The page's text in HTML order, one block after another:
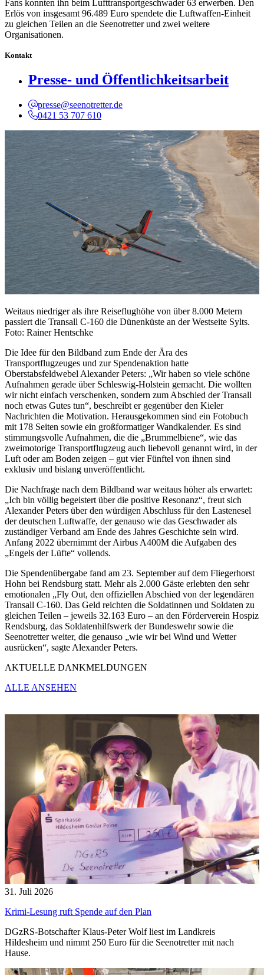
Fans konnten ihn beim Lufttransportgeschwader 63 erwerben. Den
Erlös von insgesamt 96.489 Euro spendete die Luftwaffen-Einheit
zu gleichen Teilen an die Seenotretter und zwei weitere
Organisationen.
Kontakt
Presse- und Öffentlichkeitsarbeit
presse@seenotretter.de
0421 53 707 610
Weitaus niedriger als ihre Reiseflughöhe von über 8.000 Metern
passiert die Transall C-160 die Dünenküste an der Westseite Sylts.
Foto: Rainer Hentschke
Die Idee für den Bildband zum Ende der Ära des
Transportflugzeuges und zur Spendenaktion hatte
Oberstabsfeldwebel Alexander Peters: „Wir haben so viele schöne
Aufnahmen gerade über Schleswig-Holstein gemacht. Die wollten
wir nicht einfach verschenken, sondern zum Abschied der Transall
noch etwas Gutes tun“, beschreibt er gegenüber den Kieler
Nachrichten die Motivation. Herausgekommen sind ein Fotobuch
mit 178 Seiten sowie ein großformatiger Wandkalender. Es sind
stimmungsvolle Aufnahmen, die die „Brummelbiene“, wie das
zweimotorige Transportflugzeug auch liebevoll genannt wird, in der
Luft oder am Boden zeigen – gut vier Fünftel von ihnen sind
exklusiv und bislang unveröffentlicht.
Die Nachfrage nach dem Bildband war weitaus höher als erwartet:
„Ich bin völlig begeistert über die positive Resonanz“, freut sich
Alexander Peters über den würdigen Abschluss für den Lastenesel
der deutschen Luftwaffe, der genauso wie das Geschwader als
zuständiger Verband am Ende des Jahres Geschichte sein wird.
Anfang 2022 übernimmt der Airbus A400M die Aufgaben des
„Engels der Lüfte“ vollends.
Die Spendenübergabe fand am 23. September auf dem Fliegerhorst
Hohn bei Rendsburg statt. Mehr als 2.000 Gäste erlebten den sehr
emotionalen „Fly Out, den offiziellen Abschied von der legendären
Transall C-160. Das Geld reichten die Soldatinnen und Soldaten zu
gleichen Teilen – jeweils 32.163 Euro – an den Förderverein Hospiz
Rendsburg, das Soldatenhilfswerk der Bundeswehr sowie die
Seenotretter weiter, die genauso „wie wir bei Wind und Wetter
ausrücken“, sagte Alexander Peters.
AKTUELLE DANKMELDUNGEN
ALLE ANSEHEN
31. Juli 2026
Krimi-Lesung ruft Spende auf den Plan
DGzRS-Botschafter Klaus-Peter Wolf liest im Landkreis
Hildesheim und nimmt 250 Euro für die Seenotretter mit nach
Hause.